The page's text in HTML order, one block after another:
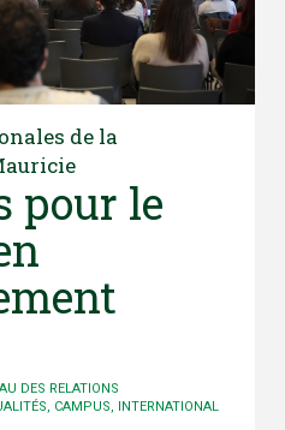
de la
pour le
DES RELATIONS
, CAMPUS, INTERNATIONAL